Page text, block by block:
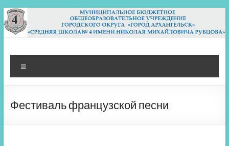
Перейти
к
содержимому
МБОУ СШ 4
Архангельск
Фестиваль французской песни